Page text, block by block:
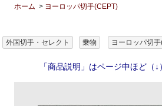
ホーム > ヨーロッパ切手(CEPT)
外国切手・セレクト 乗物 ヨーロッパ切
「商品説明」はページ中ほど（↓